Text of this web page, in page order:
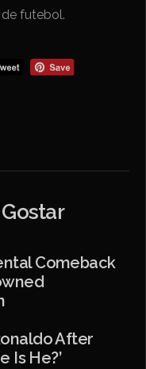
futebol.
Comeback
After
Is He?’